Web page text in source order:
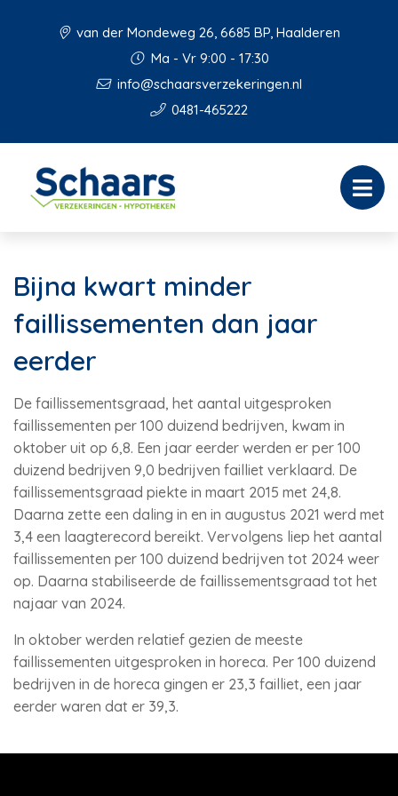
van der Mondeweg 26, 6685 BP, Haalderen
Ma - Vr 9:00 - 17:30
info@schaarsverzekeringen.nl
0481-465222
Bijna kwart minder
faillissementen dan jaar
eerder
De faillissementsgraad, het aantal uitgesproken
faillissementen per 100 duizend bedrijven, kwam in
oktober uit op 6,8. Een jaar eerder werden er per 100
duizend bedrijven 9,0 bedrijven failliet verklaard. De
faillissementsgraad piekte in maart 2015 met 24,8.
Daarna zette een daling in en in augustus 2021 werd met
3,4 een laagterecord bereikt. Vervolgens liep het aantal
faillissementen per 100 duizend bedrijven tot 2024 weer
op. Daarna stabiliseerde de faillissementsgraad tot het
najaar van 2024.
In oktober werden relatief gezien de meeste
faillissementen uitgesproken in horeca. Per 100 duizend
bedrijven in de horeca gingen er 23,3 failliet, een jaar
eerder waren dat er 39,3.